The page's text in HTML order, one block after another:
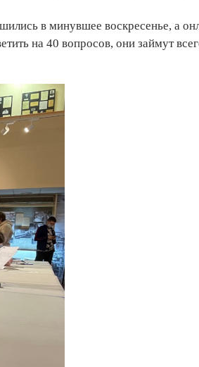
в минувшее воскресенье, а
на 40 вопросов, они займут